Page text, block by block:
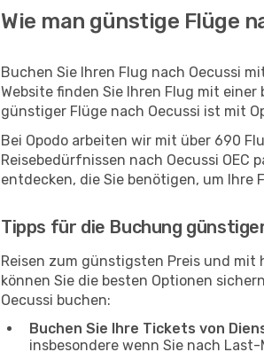
Wie man günstige Flüge
Buchen Sie Ihren Flug nach Oecussi
Website finden Sie Ihren Flug mit
günstiger Flüge nach Oecussi ist mit
Bei Opodo arbeiten wir mit über 690
Reisebedürfnissen nach Oecussi OEC
entdecken, die Sie benötigen, um Ihre
Tipps für die Buchung
Reisen zum günstigsten Preis und mit
können Sie die besten Optionen
Oecussi buchen:
Buchen Sie Ihre Tickets von
insbesondere wenn Sie nach